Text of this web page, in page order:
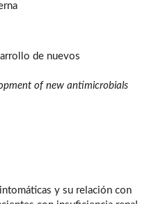
de nuevos
of new antimicrobials
y su relación con